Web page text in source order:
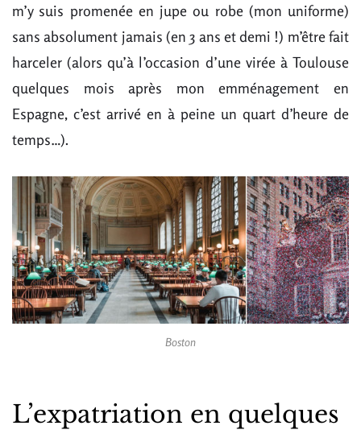
m’y suis promenée en jupe ou robe (mon uniforme)
sans absolument jamais (en 3 ans et demi !) m’être fait
harceler (alors qu’à l’occasion d’une virée à Toulouse
quelques mois après mon emménagement en
Espagne, c’est arrivé en à peine un quart d’heure de
temps…).
Boston
L’expatriation en quelques